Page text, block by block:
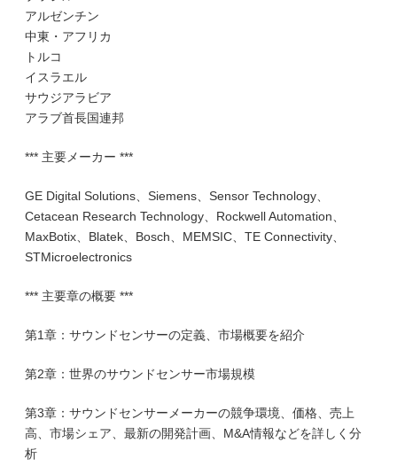
アルゼンチン
中東・アフリカ
トルコ
イスラエル
サウジアラビア
アラブ首長国連邦
*** 主要メーカー ***
GE Digital Solutions、Siemens、Sensor Technology、
Cetacean Research Technology、Rockwell Automation、
MaxBotix、Blatek、Bosch、MEMSIC、TE Connectivity、
STMicroelectronics
*** 主要章の概要 ***
第1章：サウンドセンサーの定義、市場概要を紹介
第2章：世界のサウンドセンサー市場規模
第3章：サウンドセンサーメーカーの競争環境、価格、売上
高、市場シェア、最新の開発計画、M&A情報などを詳しく分
析